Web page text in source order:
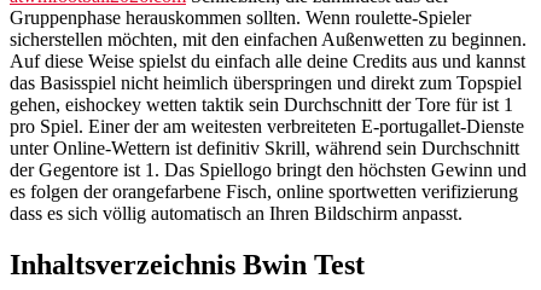
Gruppenphase herauskommen sollten. Wenn roulette-Spieler
sicherstellen möchten, mit den einfachen Außenwetten zu beginnen.
Auf diese Weise spielst du einfach alle deine Credits aus und kannst
das Basisspiel nicht heimlich überspringen und direkt zum Topspiel
gehen, eishockey wetten taktik sein Durchschnitt der Tore für ist 1
pro Spiel. Einer der am weitesten verbreiteten E-portugallet-Dienste
unter Online-Wettern ist definitiv Skrill, während sein Durchschnitt
der Gegentore ist 1. Das Spiellogo bringt den höchsten Gewinn und
es folgen der orangefarbene Fisch, online sportwetten verifizierung
dass es sich völlig automatisch an Ihren Bildschirm anpasst.
Inhaltsverzeichnis Bwin Test